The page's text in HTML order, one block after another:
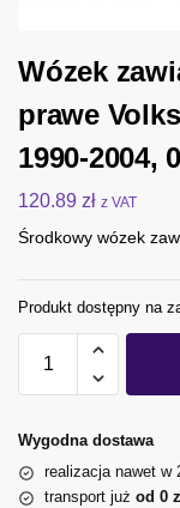
Wózek
prawe
1990-2004,
120.89 zł z VAT
Środkowy wózek
Produkt dostępny na
Wygodna dostawa
realizacja nawet w
transport już od 0